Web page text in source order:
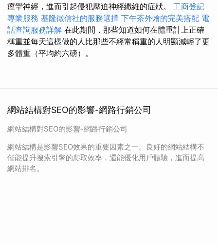
痙攣神經，進而引起侵犯壓迫神經纖維的症狀。 工商登記
專業服務 基隆徵信社的服務選擇 下午茶外燴的完美搭配 電
話查詢服務詳解 在此期間，那些知道如何在體重計上正確
稱重並每天這樣做的人比那些不經常稱重的人明顯減輕了更
多體重（平均約六磅）。
網站結構對SEO的影響-網路行銷公司
網站結構對SEO的影響-網路行銷公司
網站結構是影響SEO效果的重要因素之一。良好的網站結構不
僅能提升搜索引擎的爬取效率，還能優化用戶體驗，進而提高
網站排名。